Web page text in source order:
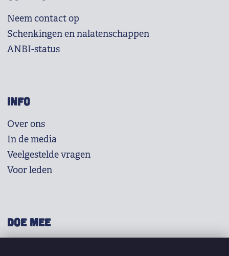
Neem contact op
Schenkingen en nalatenschappen
ANBI-status
INFO
Over ons
In de media
Veelgestelde vragen
Voor leden
DOE MEE